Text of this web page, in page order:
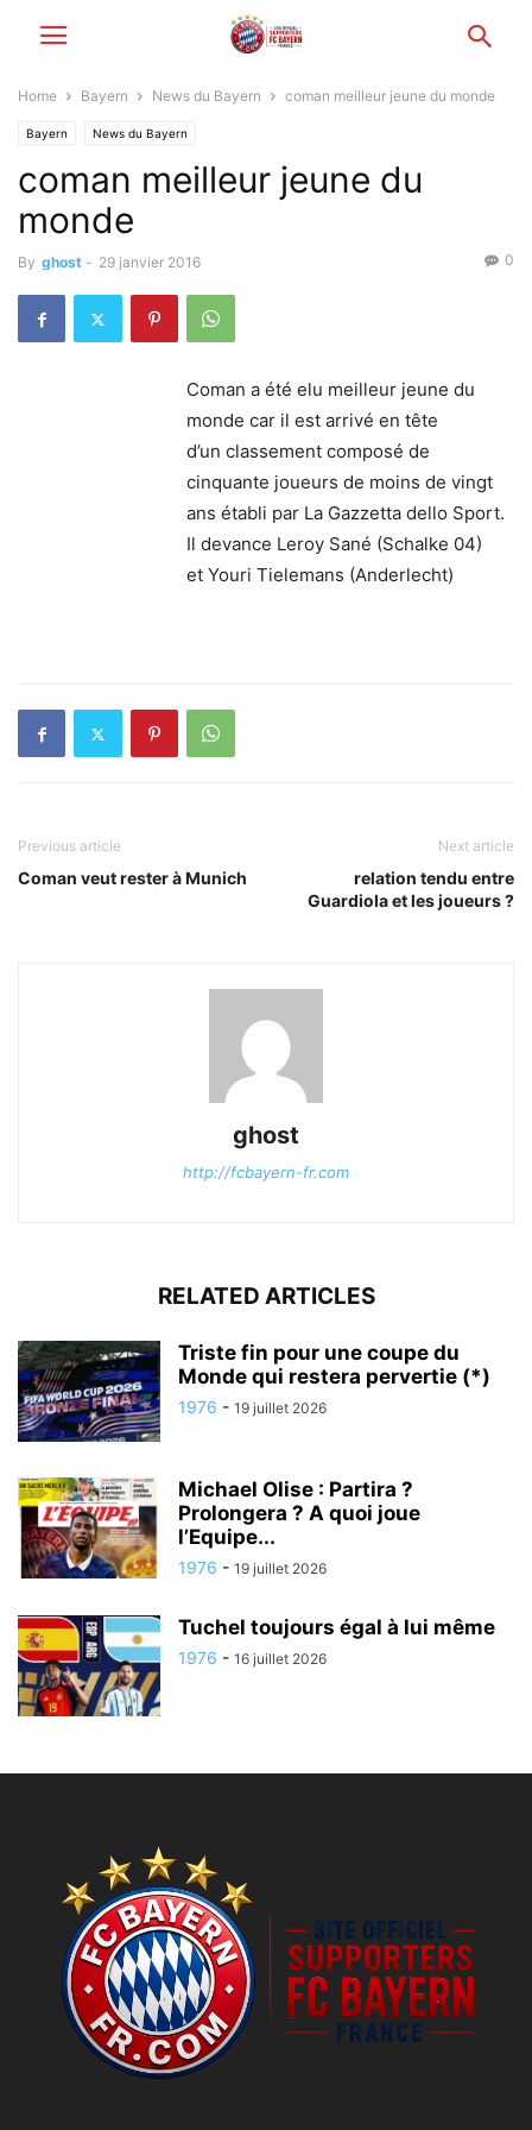
Home Bayern News du Bayern coman meilleur jeune du monde
Bayern News du Bayern
coman meilleur jeune du
monde
By ghost - 29 janvier 2016 0
Coman a été elu meilleur jeune du
monde car il est arrivé en tête
d’un classement composé de
cinquante joueurs de moins de vingt
ans établi par La Gazzetta dello Sport.
Il devance Leroy Sané (Schalke 04)
et Youri Tielemans (Anderlecht)
Previous article
Coman veut rester à Munich
Next article
relation tendu entre
Guardiola et les joueurs ?
ghost
http://fcbayern-fr.com
RELATED ARTICLES
Triste fin pour une coupe du
Monde qui restera pervertie (*)
1976 - 19 juillet 2026
Michael Olise : Partira ?
Prolongera ? A quoi joue
l’Equipe...
1976 - 19 juillet 2026
Tuchel toujours égal à lui même
1976 - 16 juillet 2026